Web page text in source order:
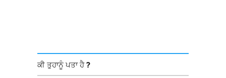
ਕੀ ਤੁਹਾਨੂੰ ਪਤਾ ਹੈ ?